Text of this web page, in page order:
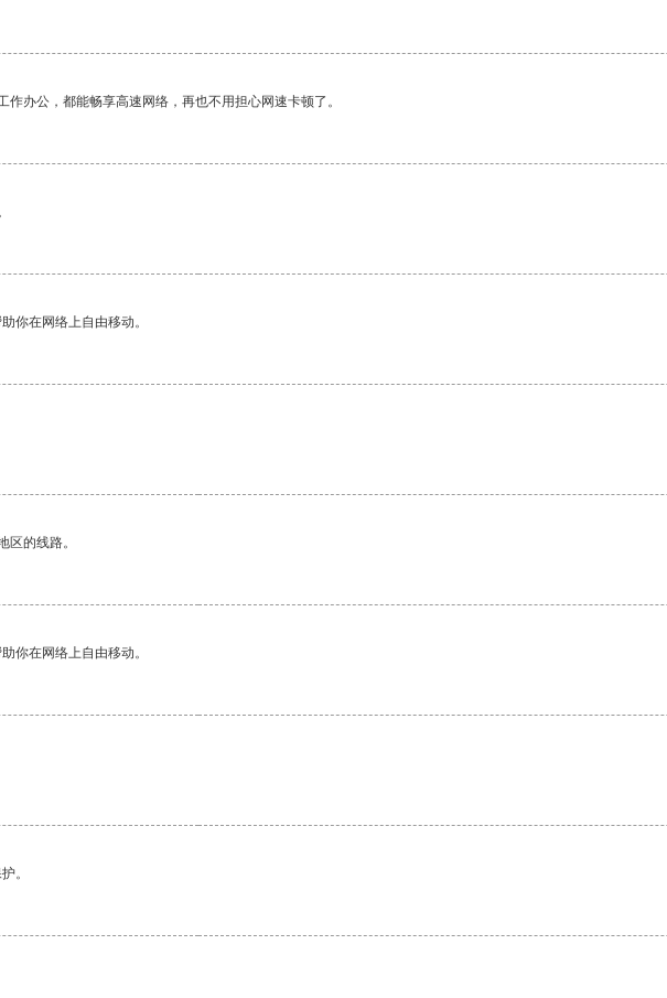
办公，都能畅享高速网络，再也不用担心网速卡顿了。
你在网络上自由移动。
的线路。
你在网络上自由移动。
。